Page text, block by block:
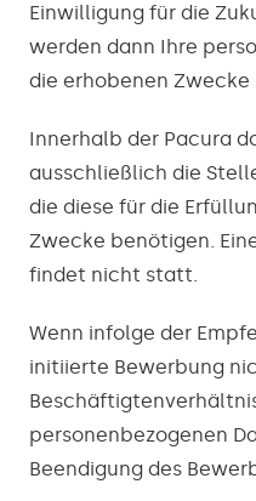
Einwilligung für die
werden dann Ihre
die erhobenen
Innerhalb der Pacura
ausschließlich die
die diese für die
Zwecke benötigen.
findet nicht statt.
Wenn infolge der
initiierte Bewerbung
personenbezogenen
Beendigung des